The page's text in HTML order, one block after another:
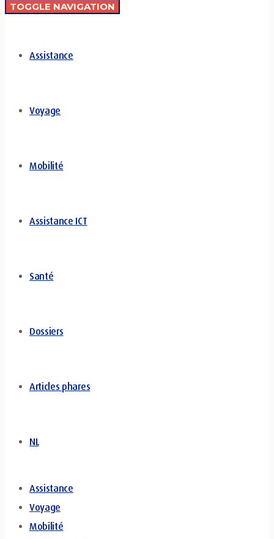
TOGGLE NAVIGATION
Assistance
Voyage
Mobilité
Assistance ICT
Santé
Dossiers
Articles phares
NL
Assistance
Voyage
Mobilité